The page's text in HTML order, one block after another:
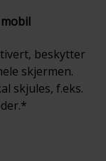
beskytter
skjermen.
skjules, f.eks.